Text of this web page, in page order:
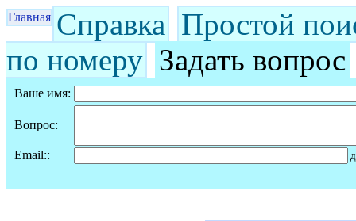
Главная Справка Простой
по номеру Задать вопрос
Ваше имя:
Вопрос:
Email::